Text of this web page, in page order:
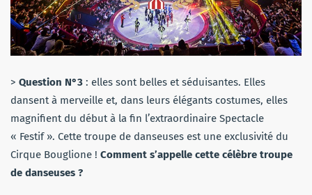
> Question N°3 : elles sont belles et séduisantes. Elles
dansent à merveille et, dans leurs élégants costumes, elles
magnifient du début à la fin l’extraordinaire Spectacle
« Festif ». Cette troupe de danseuses est une exclusivité du
Cirque Bouglione ! Comment s’appelle cette célèbre troupe
de danseuses ?